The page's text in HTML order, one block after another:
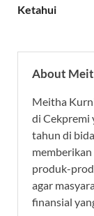
Ketahui
About
Meitha
di Cekpremi
tahun di
produk-
agar
finansial